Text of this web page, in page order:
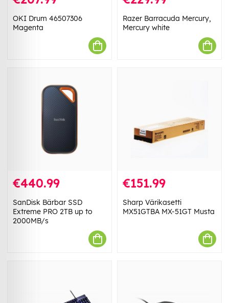
OKI Drum 46507306
Magenta
Razer Barracuda Mercury,
Mercury white
€440.99
SanDisk Bärbar SSD
Extreme PRO 2TB up to
2000MB/s
€151.99
Sharp Värikasetti
MX51GTBA MX-51GT Musta